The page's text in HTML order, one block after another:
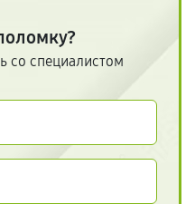
со специалистом